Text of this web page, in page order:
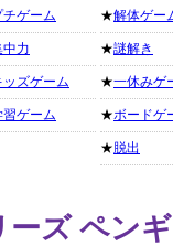
チゲーム
中力
ッズゲーム
習ゲーム
★解体ゲー
★謎解き
★一休みゲ
★ボードゲ
★ 脱出
ズ ペン